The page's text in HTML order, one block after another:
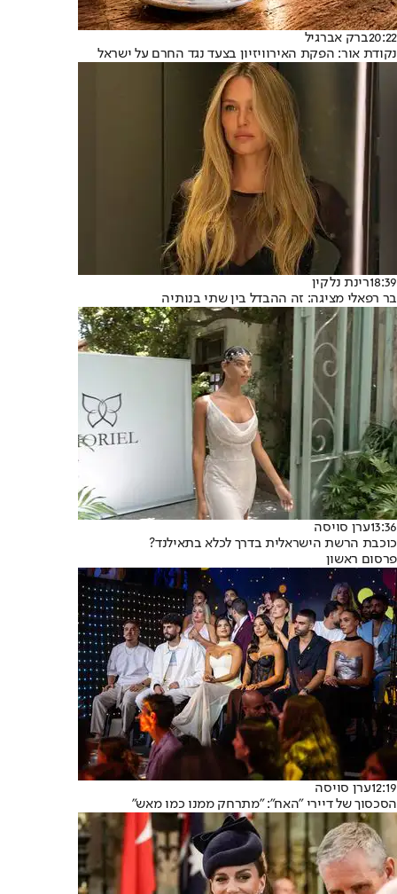
20:22ברק אברגיל
נקודת אור: הפקת האירוויזיון בצעד נגד החרם על ישראל
18:39רינת נלקין
בר רפאלי מציגה: זה ההבדל בין שתי בנותיה
13:36ערן סויסה
כוכבת הרשת הישראלית בדרך לכלא בתאילנד?
פרסום ראשון
12:19ערן סויסה
הסכסוך של דיירי "האח": "מתרחק ממנו כמו מאש"